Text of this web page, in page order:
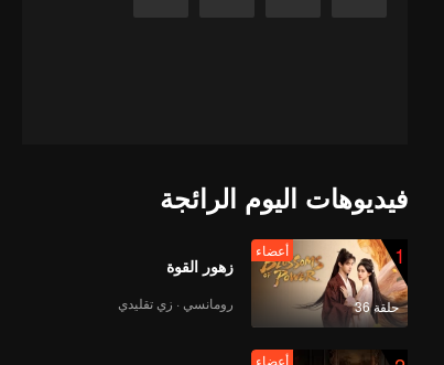
فيديوهات اليوم الرائجة
1
حلقة 36
أعضاء
زهور القوة
رومانسي · زي تقليدي
أعضاء